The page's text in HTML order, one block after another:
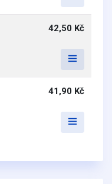
42,50 Kč
41,90 Kč